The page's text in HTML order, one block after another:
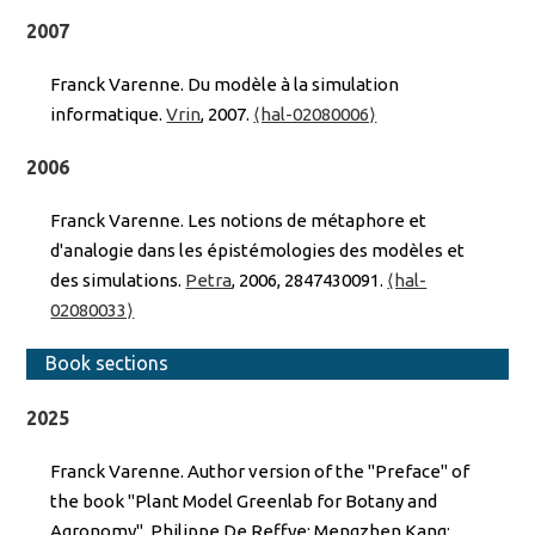
2007
Franck Varenne. Du modèle à la simulation
informatique.Vrin, 2007. ⟨hal-02080006⟩
2006
Franck Varenne. Les notions de métaphore et
d'analogie dans les épistémologies des modèles et
des simulations. Petra, 2006, 2847430091. ⟨hal-
02080033⟩
Book sections
2025
Franck Varenne. Author version of the "Preface" of
the book "Plant Model Greenlab for Botany and
Agronomy". Philippe De Reffye; Mengzhen Kang;